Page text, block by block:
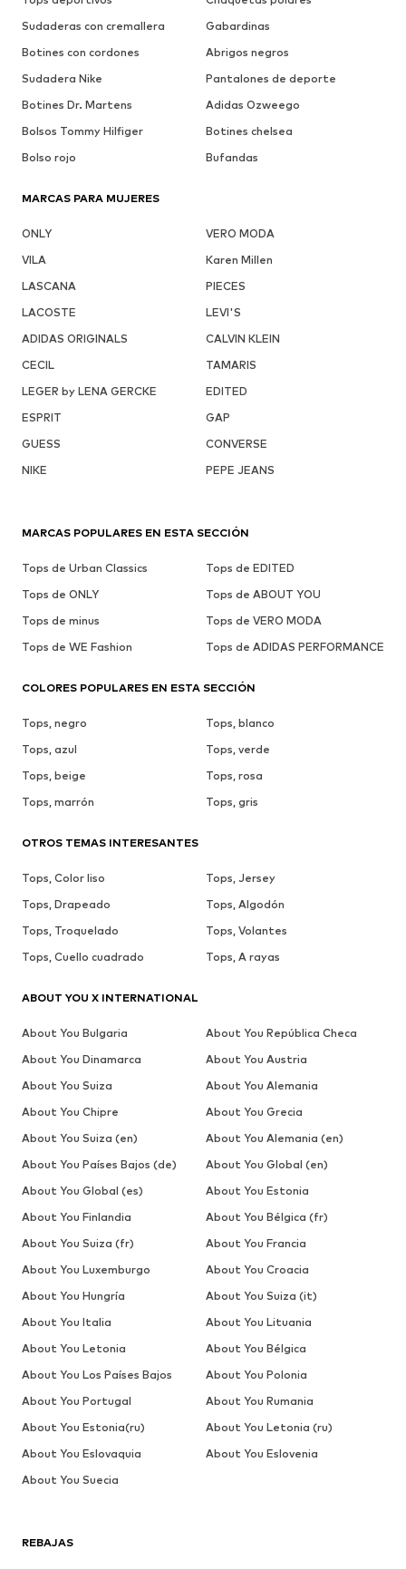
Sudaderas con cremallera
Gabardinas
Botines con cordones
Abrigos negros
Sudadera Nike
Pantalones de deporte
Botines Dr. Martens
Adidas Ozweego
Bolsos Tommy Hilfiger
Botines chelsea
Bolso rojo
Bufandas
MARCAS PARA MUJERES
ONLY
VERO MODA
VILA
Karen Millen
LASCANA
PIECES
LACOSTE
LEVI'S
ADIDAS ORIGINALS
CALVIN KLEIN
CECIL
TAMARIS
LEGER by LENA GERCKE
EDITED
ESPRIT
GAP
GUESS
CONVERSE
NIKE
PEPE JEANS
REBAJAS
MARCAS POPULARES EN ESTA SECCIÓN
Tops de Urban Classics
Tops de EDITED
Tops de ONLY
Tops de ABOUT YOU
Tops de minus
Tops de VERO MODA
Tops de WE Fashion
Tops de ADIDAS PERFORMANCE
COLORES POPULARES EN ESTA SECCIÓN
Tops, negro
Tops, blanco
Tops, azul
Tops, verde
Tops, beige
Tops, rosa
Tops, marrón
Tops, gris
OTROS TEMAS INTERESANTES
Tops, Color liso
Tops, Jersey
Tops, Drapeado
Tops, Algodón
Tops, Troquelado
Tops, Volantes
Tops, Cuello cuadrado
Tops, A rayas
ABOUT YOU X INTERNATIONAL
About You Bulgaria
About You República Checa
About You Dinamarca
About You Austria
About You Suiza
About You Alemania
About You Chipre
About You Grecia
About You Suiza (en)
About You Alemania (en)
About You Países Bajos (de)
About You Global (en)
About You Global (es)
About You Estonia
About You Finlandia
About You Bélgica (fr)
About You Suiza (fr)
About You Francia
About You Luxemburgo
About You Croacia
About You Hungría
About You Suiza (it)
About You Italia
About You Lituania
About You Letonia
About You Bélgica
About You Los Países Bajos
About You Polonia
About You Portugal
About You Rumania
About You Estonia(ru)
About You Letonia (ru)
About You Eslovaquia
About You Eslovenia
About You Suecia